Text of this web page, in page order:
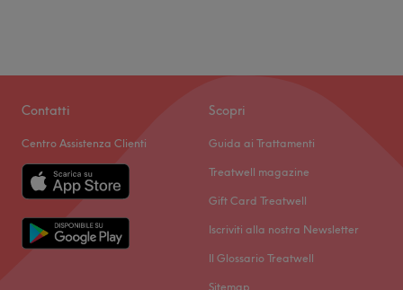
Contatti
Centro Assistenza Clienti
Scopri
Guida ai Trattamenti
Treatwell magazine
Gift Card Treatwell
Iscriviti alla nostra Newsletter
Il Glossario Treatwell
Sitemap